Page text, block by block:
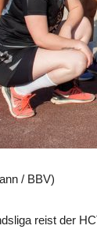
/ BBV)
reist der